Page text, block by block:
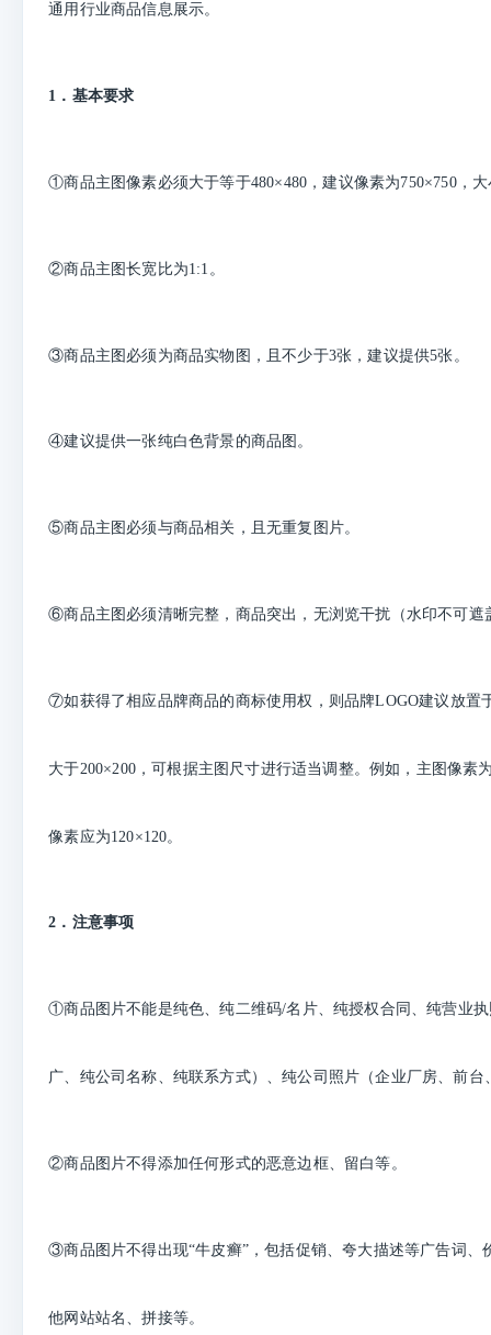
通用行业商品信息展示。
1 ．基本要求
①商品主图像素必须大于等于480×480，建议像素为750×750，
②商品主图长宽比为1:1。
③商品主图必须为商品实物图，且不少于3张，建议提供5张。
④建议提供一张纯白色背景的商品图。
⑤商品主图必须与商品相关，且无重复图片。
⑥商品主图必须清晰完整，商品突出，无浏览干扰（水印不可遮
⑦如获得了相应品牌商品的商标使用权，则品牌LOGO建议放置
大于200×200，可根据主图尺寸进行适当调整。例如，主图像素
像素应为120×120。
2．注意事项
①商品图片不能是纯色、纯二维码/名片、纯授权合同、纯营业
广、纯公司名称、纯联系方式）、纯公司照片（企业厂房、前台
②商品图片不得添加任何形式的恶意边框、留白等。
③商品图片不得出现“牛皮癣”，包括促销、夸大描述等广告词、
他网站站名、拼接等。